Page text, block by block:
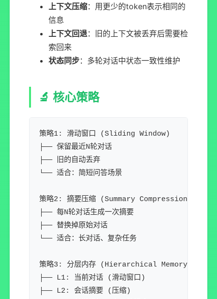
上下文压缩：用更少的token表示相同的
信息
上下文回退：旧的上下文被丢弃后需要检
索回来
状态同步：多轮对话中状态一致性维护
🔬 核心策略
策略1: 滑动窗口 (Sliding Window)
├── 保留最近N轮对话
├── 旧的自动丢弃
└── 适合：简短问答场景
策略2: 摘要压缩 (Summary Compression)
├── 每N轮对话生成一次摘要
├── 替换掉原始对话
└── 适合：长对话、复杂任务
策略3: 分层内存 (Hierarchical Memory)
├── L1: 当前对话 (滑动窗口)
├── L2: 会话摘要 (压缩)